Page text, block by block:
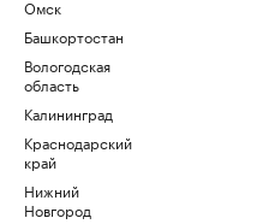
Омск
Башкортостан
Вологодская
область
Калининград
Краснодарский
край
Нижний
Новгород